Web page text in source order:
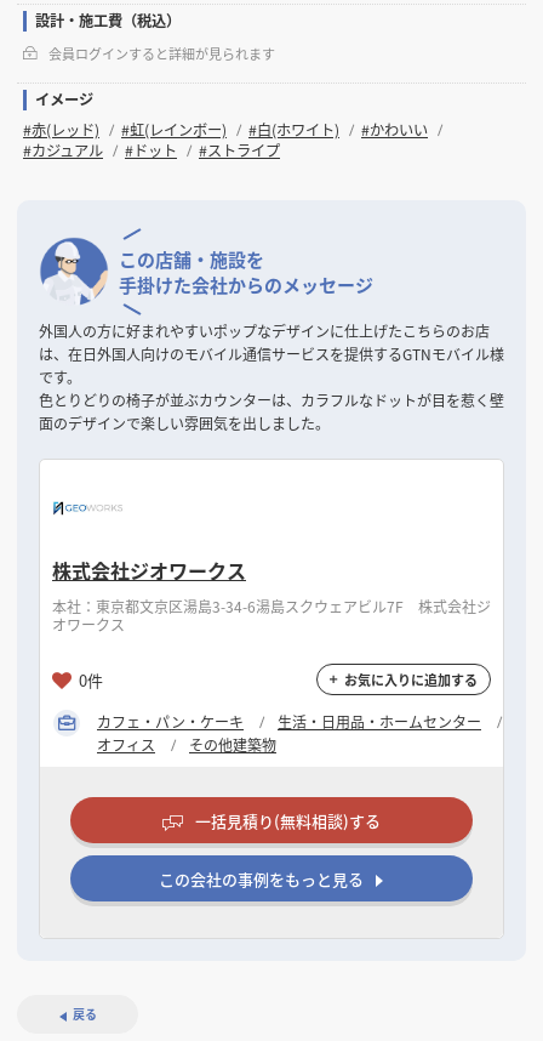
設計・施工費（税込）
会員ログインすると詳細が見られます
イメージ
#赤(レッド)
#虹(レインボー) #白(ホワイト)
#かわいい
#カジュアル
#ドット #ストライプ
この店舗・施設を
手掛けた会社からのメッセージ
外国人の方に好まれやすいポップなデザインに仕上げたこちらのお店
は、在日外国人向けのモバイル通信サービスを提供するGTNモバイル様
です。
色とりどりの椅子が並ぶカウンターは、カラフルなドットが目を惹く壁
面のデザインで楽しい雰囲気を出しました。
株式会社ジオワークス
本社：東京都文京区湯島3-34-6湯島スクウェアビル7F 株式会社ジ
オワークス
0件 お気に入りに追加する
カフェ・パン・ケーキ
生活・日用品・ホームセンター
オフィス
その他建築物
一括見積り(無料相談)する
この会社の事例をもっと見る
戻る